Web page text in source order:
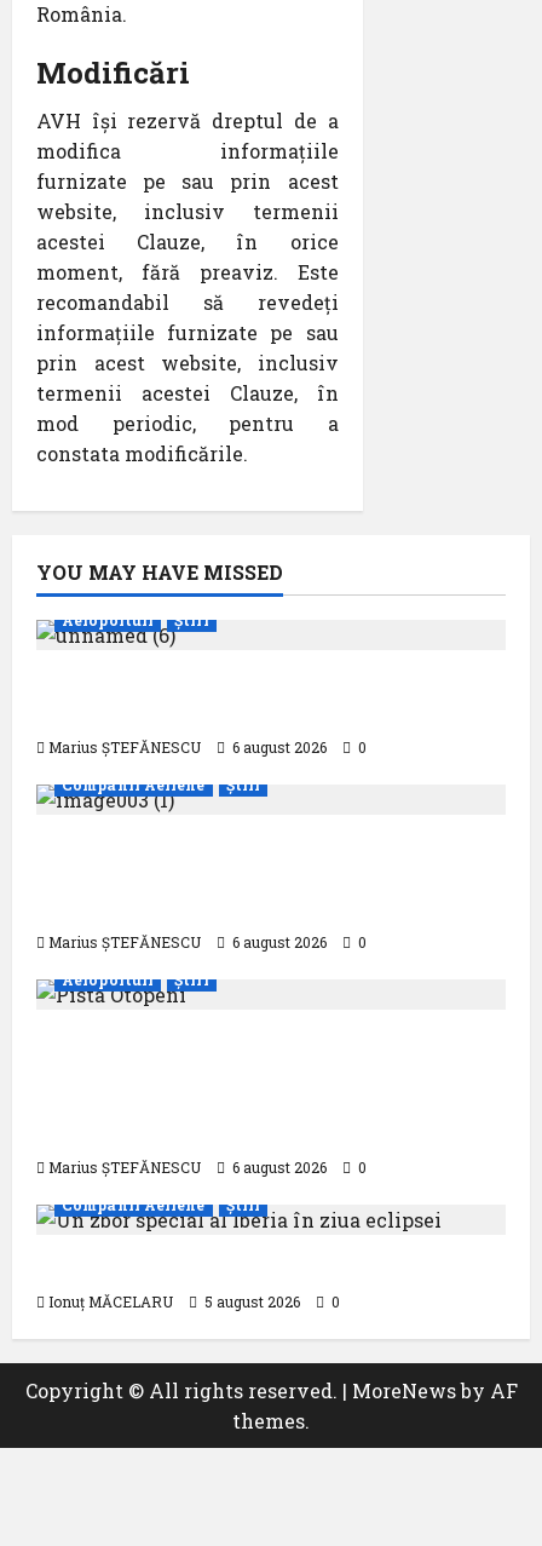
România.
Modificări
AVH își rezervă dreptul de a
modifica informațiile
furnizate pe sau prin acest
website, inclusiv termenii
acestei Clauze, în orice
moment, fără preaviz. Este
recomandabil să revedeți
informațiile furnizate pe sau
prin acest website, inclusiv
termenii acestei Clauze, în
mod periodic, pentru a
constata modificările.
YOU MAY HAVE MISSED
Aeroporturi Știri
Marius ȘTEFĂNESCU 6 august 2026
0
Companii Aeriene
Știri
Marius ȘTEFĂNESCU 6 august 2026
0
Aeroporturi
Știri
Marius ȘTEFĂNESCU 6 august 2026
0
Companii Aeriene
Știri
Ionuț MĂCELARU 5 august 2026 0
Copyright © All rights reserved. | MoreNewsby AF
themes.